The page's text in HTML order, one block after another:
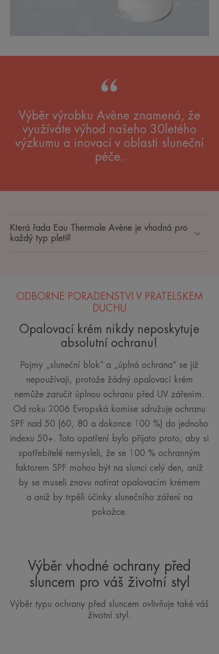
Výběr výrobku Avène znamená, že
využíváte výhod našeho 30letého
výzkumu a inovací v oblasti sluneční
péče.
Která řada Eau Thermale Avène je vhodná pro
každý typ pleti?
ODBORNÉ PORADENSTVÍ V PŘÁTELSKÉM
DUCHU
Opalovací krém nikdy neposkytuje
absolutní ochranu!
Pojmy „sluneční blok“ a „úplná ochrana“ se již
nepoužívají, protože žádný opalovací krém
nemůže zaručit úplnou ochranu před UV zářením.
Od roku 2006 Evropská komise sdružuje ochranu
SPF nad 50 (60, 80 a dokonce 100 %) do jednoho
indexu 50+. Toto opatření bylo přijato proto, aby si
spotřebitelé nemysleli, že se 100 % ochranným
faktorem SPF mohou být na slunci celý den, aniž
by se museli znovu natírat opalovacím krémem
a aniž by trpěli účinky slunečního záření na
pokožce.
Výběr vhodné ochrany před
sluncem pro váš životní styl
Výběr typu ochrany před sluncem ovlivňuje také váš
životní styl.